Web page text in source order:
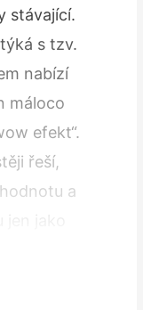
stávající.
s tzv.
nabízí
máloco
efekt“.
řeší,
a